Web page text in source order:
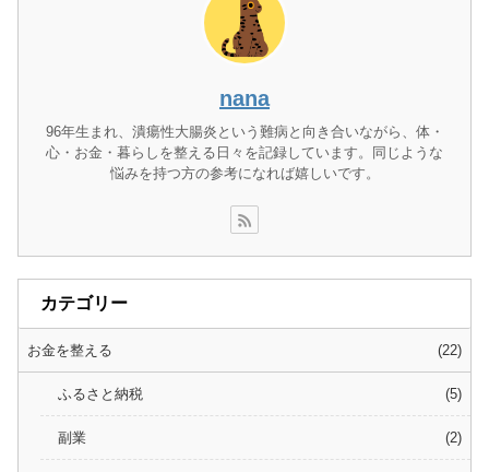
nana
96年生まれ、潰瘍性大腸炎という難病と向き合いながら、体・
心・お金・暮らしを整える日々を記録しています。同じような
悩みを持つ方の参考になれば嬉しいです。
カテゴリー
お金を整える 22
ふるさと納税 5
副業 2